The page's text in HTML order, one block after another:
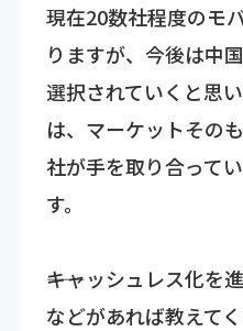
現在20数社程度のモ
りますが、今後は中
選択されていくと思
は、マーケットその
社が手を取り合って
す。
――キャッシュレス化
などがあれば教えてく